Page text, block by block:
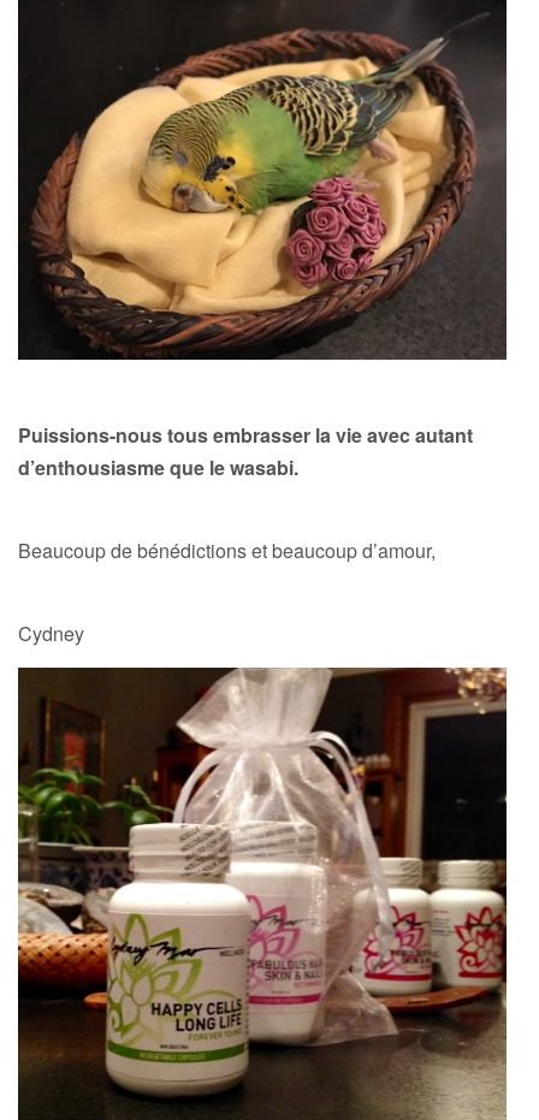
Puissions-nous tous embrasser la vie avec autant
d’enthousiasme que le wasabi.
Beaucoup de bénédictions et beaucoup d’amour,
Cydney